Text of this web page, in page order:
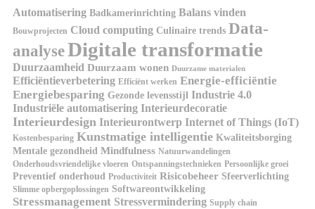
Automatisering Badkamerinrichting Balans vinden
Bouwprojecten Cloud computing Culinaire trends Data-
analyseDigitale transformatie
Duurzaamheid Duurzaam wonen Duurzame materialen
Efficiëntieverbetering Efficiënt werken Energie-efficiëntie
Energiebesparing Gezonde levensstijl Industrie 4.0
Industriële automatisering Interieurdecoratie
Interieurdesign Interieurontwerp Internet of Things (IoT)
Kostenbesparing Kunstmatige intelligentie Kwaliteitsborging
Mentale gezondheid Mindfulness Natuurwandelingen
Onderhoudsvriendelijke vloeren Ontspanningstechnieken Persoonlijke groei
Preventief onderhoud Productiviteit Risicobeheer Sfeerverlichting
Slimme opbergoplossingen Softwareontwikkeling
Stressmanagement Stressvermindering Supply chain